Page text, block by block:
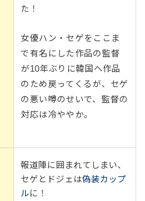
た！
女優ハン・セゲをここま
で有名にした作品の監督
が10年ぶりに韓国へ作品
のため戻ってくるが、セゲ
の悪い噂のせいで、監督の
対応は冷ややか。
報道陣に囲まれてしまい、
セゲとドジェは偽装カップ
ルに！